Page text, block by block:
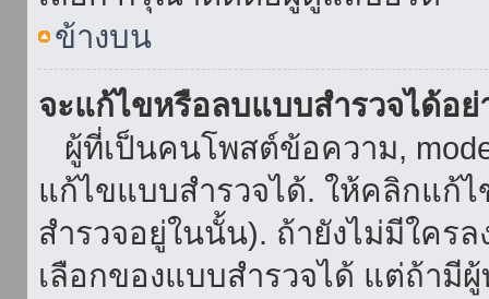
ข้างบน
จะแก้ไขหรือลบแบบสำรวจได้อย่
ผู้ที่เป็นคนโพสต์ข้อความ,
แก้ไขแบบสำรวจได้. ให้คลิกแก้
สำรวจอยู่ในนั้น). ถ้ายังไม่มีใค
เลือกของแบบสำรวจได้ แต่ถ้ามี